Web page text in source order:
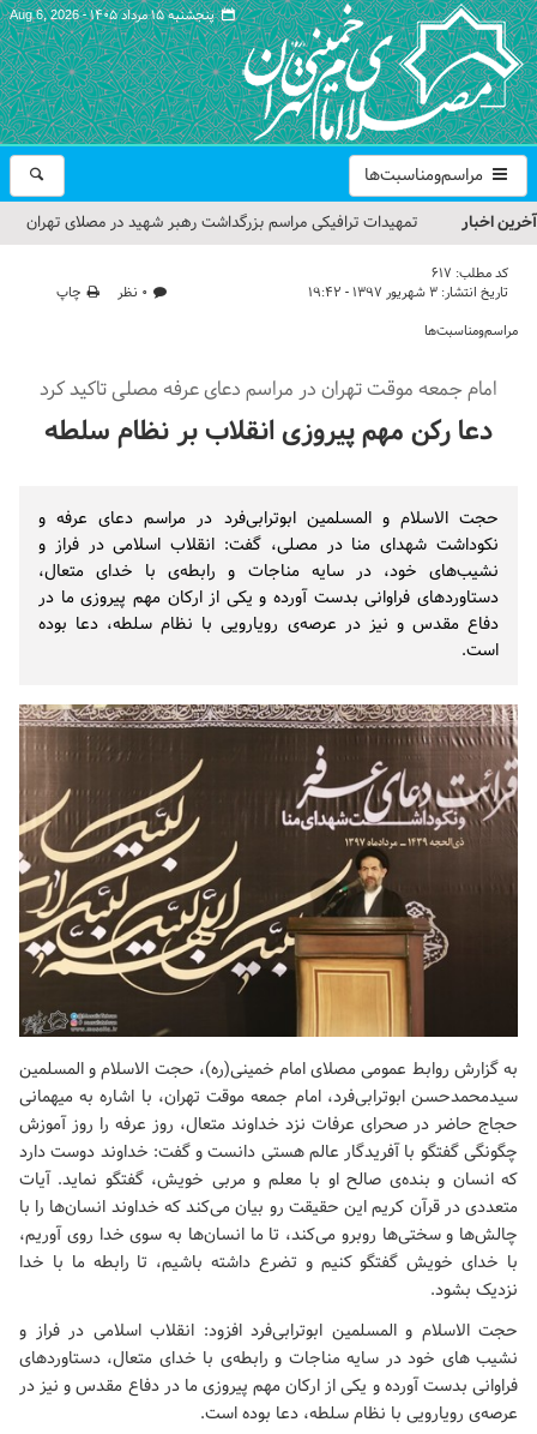
پنجشنبه ۱۵ مرداد ۱۴۰۵ - Aug 6, 2026
مراسم‌ومناسبت‌ها
آخرین اخبار
تمهیدات ترافیکی مراسم بزرگداشت رهبر شهید در مصلای تهران
حجت‌الاسلام حاج علی‌اکبری؛ خطیب این هفته نماز جمعه تهران
معظم انقلاب
گزارش تصویری| مراسم نماز بر پیکر امام شهید انقلاب اسلامی ایران
کد مطلب: 617
تاریخ انتشار: ۳ شهریور ۱۳۹۷ - ۱۹:۴۲ ۰ نظر
چاپ
مراسم‌ومناسبت‌ها
امام جمعه موقت تهران در مراسم دعای عرفه مصلی تاکید کرد
دعا رکن مهم پیروزی انقلاب بر نظام سلطه
حجت الاسلام و المسلمین ابوترابی‌فرد در مراسم دعای عرفه و
نکوداشت شهدای منا در مصلی، گفت: انقلاب اسلامی در فراز و
نشیب‌های خود، در سایه مناجات و رابطه‌ی با خدای متعال،
دستاوردهای فراوانی بدست آورده و یکی از ارکان مهم پیروزی ما در
دفاع مقدس و نیز در عرصه‌ی رویارویی با نظام سلطه، دعا بوده
است.
به گزارش روابط عمومی مصلای امام خمینی(ره)، حجت الاسلام و المسلمین
سیدمحمدحسن ابوترابی‌فرد، امام جمعه موقت تهران، با اشاره به میهمانی
حجاج حاضر در صحرای عرفات نزد خداوند متعال، روز عرفه را روز آموزش
چگونگی گفتگو با آفریدگار عالم هستی دانست و گفت: خداوند دوست دارد
که انسان و بنده‌ی صالح او با معلم و مربی خویش، گفتگو نماید. آیات
متعددی در قرآن کریم این حقیقت رو بیان می‌کند که خداوند انسان‌ها را با
چالش‌ها و سختی‌ها روبرو می‌کند، تا ما انسان‌ها به سوی خدا روی آوریم،
با خدای خویش گفتگو کنیم و تضرع داشته باشیم، تا رابطه ما با خدا
نزدیک بشود.
حجت الاسلام و المسلمین ابوترابی‌فرد افزود: انقلاب اسلامی در فراز و
نشیب های خود در سایه مناجات و رابطه‌ی با خدای متعال، دستاوردهای
فراوانی بدست آورده و یکی از ارکان مهم پیروزی ما در دفاع مقدس و نیز در
عرصه‌ی رویارویی با نظام سلطه، دعا بوده است.